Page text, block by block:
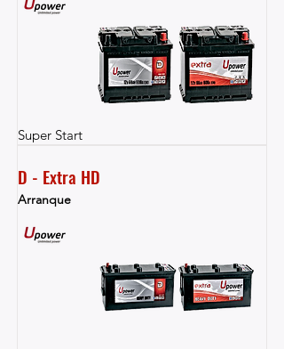
Super Start
D - Extra HD
Arranque